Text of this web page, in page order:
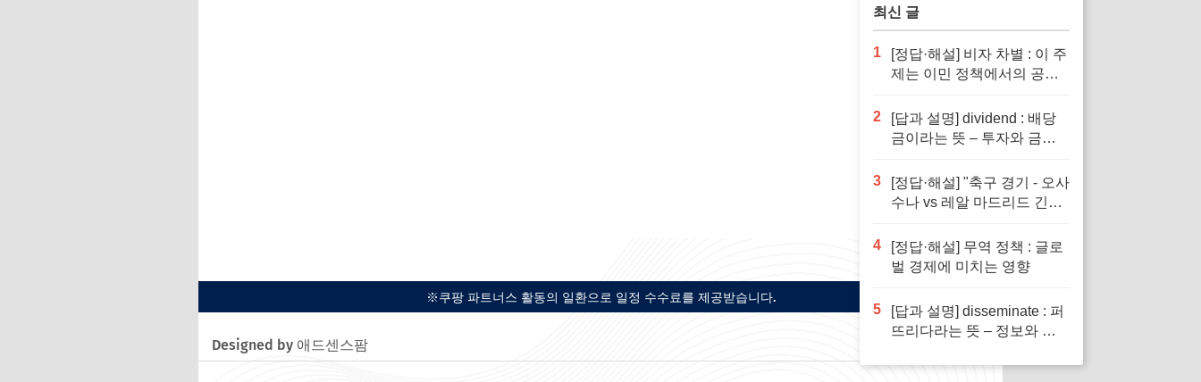
※쿠팡 파트너스 활동의 일환으로 일정 수수료를 제공받습니다.
Designed by 애드센스팜
최신 글
1
[정답·해설] 비자 차별 : 이 주
제는 이민 정책에서의 공정
2
[답과 설명] dividend : 배당
금이라는 뜻 – 투자와 금융
알아야 할 단어입니다
3
[정답·해설] "축구 경기 - 오사
수나 vs 레알 마드리드 긴장
4
[정답·해설] 무역 정책 : 글로
벌 경제에 미치는 영향
5
[답과 설명] disseminate : 퍼
뜨리다라는 뜻 – 정보와 지
할을 하는 단어